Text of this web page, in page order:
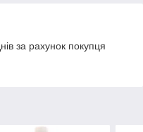
за рахунок покупця